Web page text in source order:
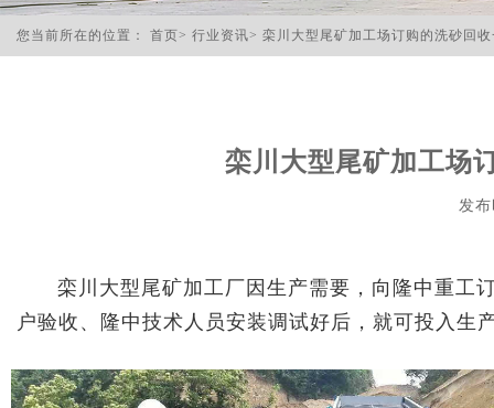
您当前所在的位置： 首页> 行业资讯> 栾川大型尾矿加工场订购的洗砂回
栾川大型尾矿加工场
发
栾川大型尾矿加工厂因生产需要，向隆中重工
户验收、隆中技术人员安装调试好后，就可投入生